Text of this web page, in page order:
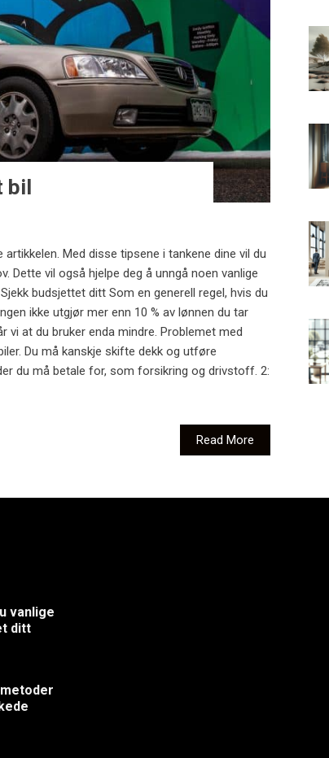
bil
Med disse tipsene i tankene dine vil du
Dette vil også hjelpe deg å unngå noen vanlige
budsjettet ditt Som en generell regel, hvis du
ikke utgjør mer enn 10 % av lønnen du tar
vi at du bruker enda mindre. Problemet med
Du må kanskje skifte dekk og utføre
du må betale for, som forsikring og drivstoff. 2:
Read More
vanlige
ditt